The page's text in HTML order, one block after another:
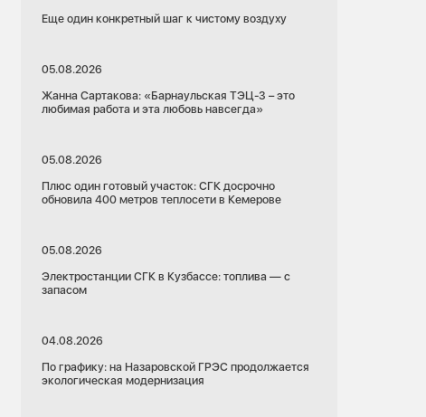
Еще один конкретный шаг к чистому воздуху
05.08.2026
Жанна Сартакова: «Барнаульская ТЭЦ-3 – это
любимая работа и эта любовь навсегда»
05.08.2026
Плюс один готовый участок: СГК досрочно
обновила 400 метров теплосети в Кемерове
05.08.2026
Электростанции СГК в Кузбассе: топлива — с
запасом
04.08.2026
По графику: на Назаровской ГРЭС продолжается
экологическая модернизация